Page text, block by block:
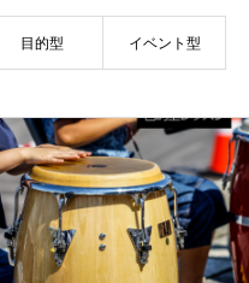
目的型 イベント型